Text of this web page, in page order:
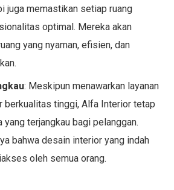
juga memastikan setiap ruang
optimal. Mereka akan
yang nyaman, efisien, dan
: Meskipun menawarkan layanan
berkualitas tinggi, Alfa Interior tetap
yang terjangkau bagi pelanggan.
bahwa desain interior yang indah
oleh semua orang.